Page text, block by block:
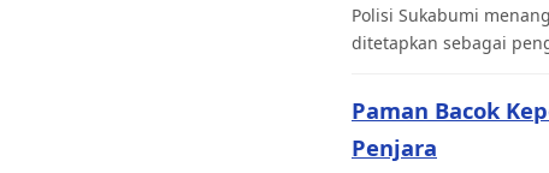
Polisi Sukabumi
ditetapkan sebagai
Paman Bacok
Penjara